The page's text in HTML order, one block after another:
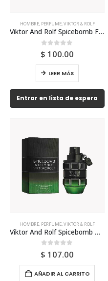
HOMBRE, PERFUME,VIKTOR & ROLF
Viktor And Rolf Spicebomb Fresh 90ml Para Hombre
0 out of 5
$ 100.00
LEER MÁS
Entrar en lista de espera
HOMBRE, PERFUME,VIKTOR & ROLF
Viktor And Rolf Spicebomb Night Vision Edt 90ml Para Hombre
0 out of 5
$ 107.00
AÑADIR AL CARRITO